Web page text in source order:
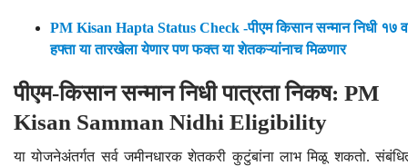
PM Kisan Hapta Status Check -पीएम किसान सन्मान निधी १७
हफ्ता या तारखेला येणार पण फक्त या शेतकऱ्यांनाच मिळणार
पीएम-किसान सन्मान निधी पात्रता निकष: PM
Kisan Samman Nidhi Eligibility
या योजनेअंतर्गत सर्व जमीनधारक शेतकरी कुटुंबांना लाभ मिळू शकतो.